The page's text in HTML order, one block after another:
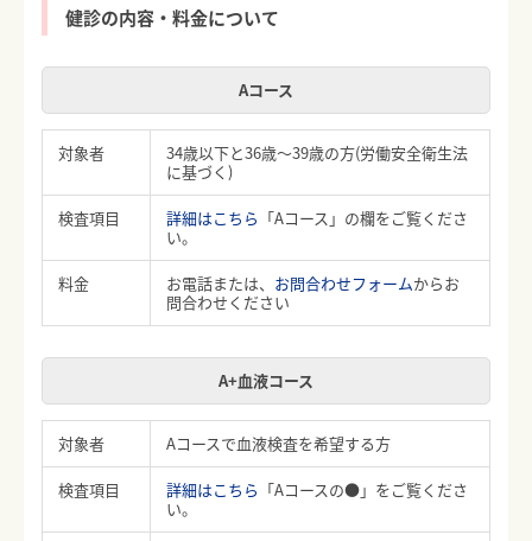
健診の内容・料金について
Aコース
対象者
34歳以下と36歳～39歳の方(労働安全衛生法
に基づく)
検査項目 詳細はこちら 「Aコース」の欄をご覧くださ
い。
料金 お電話または、 お問合わせフォームからお
問合わせください
A+血液コース
対象者 Aコースで血液検査を希望する方
検査項目 詳細はこちら 「Aコースの●」をご覧くださ
い。